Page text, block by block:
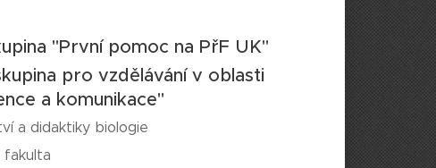
"První pomoc na PřF UK"
pro vzdělávání v oblasti
a komunikace"
a didaktiky biologie
fakulta